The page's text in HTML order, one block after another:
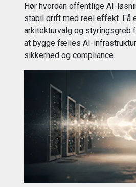
Hør hvordan offentlige AI-
stabil drift med reel effekt. Få
arkitekturvalg og styringsgreb
at bygge fælles AI-
sikkerhed og compliance.